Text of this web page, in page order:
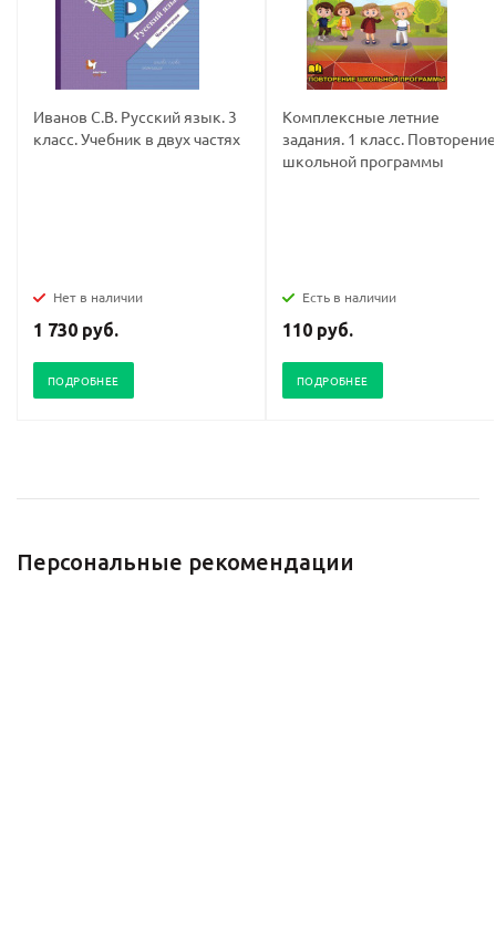
Иванов С.В. Русский язык. 3
класс. Учебник в двух частях
Нет в наличии
1 730 руб.
ПОДРОБНЕЕ
Комплексные летние
задания. 1 класс. Повторение
школьной программы
Есть в наличии
110 руб.
ПОДРОБНЕЕ
Персональные рекомендации